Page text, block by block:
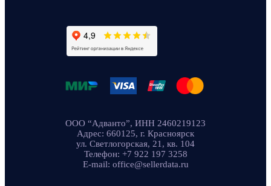
ООО “Адванто”, ИНН 2460219123
Адрес: 660125, г. Красноярск
ул. Светлогорская, 21, кв. 104
Телефон: +7 922 197 3258
E-mail: office@sellerdata.ru